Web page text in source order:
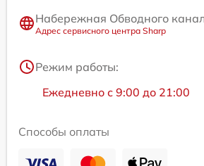
Набережная Обводного
Адрес сервисного центра Sharp
Режим работы:
Ежедневно с 9:00 до 21:00
Способы оплаты